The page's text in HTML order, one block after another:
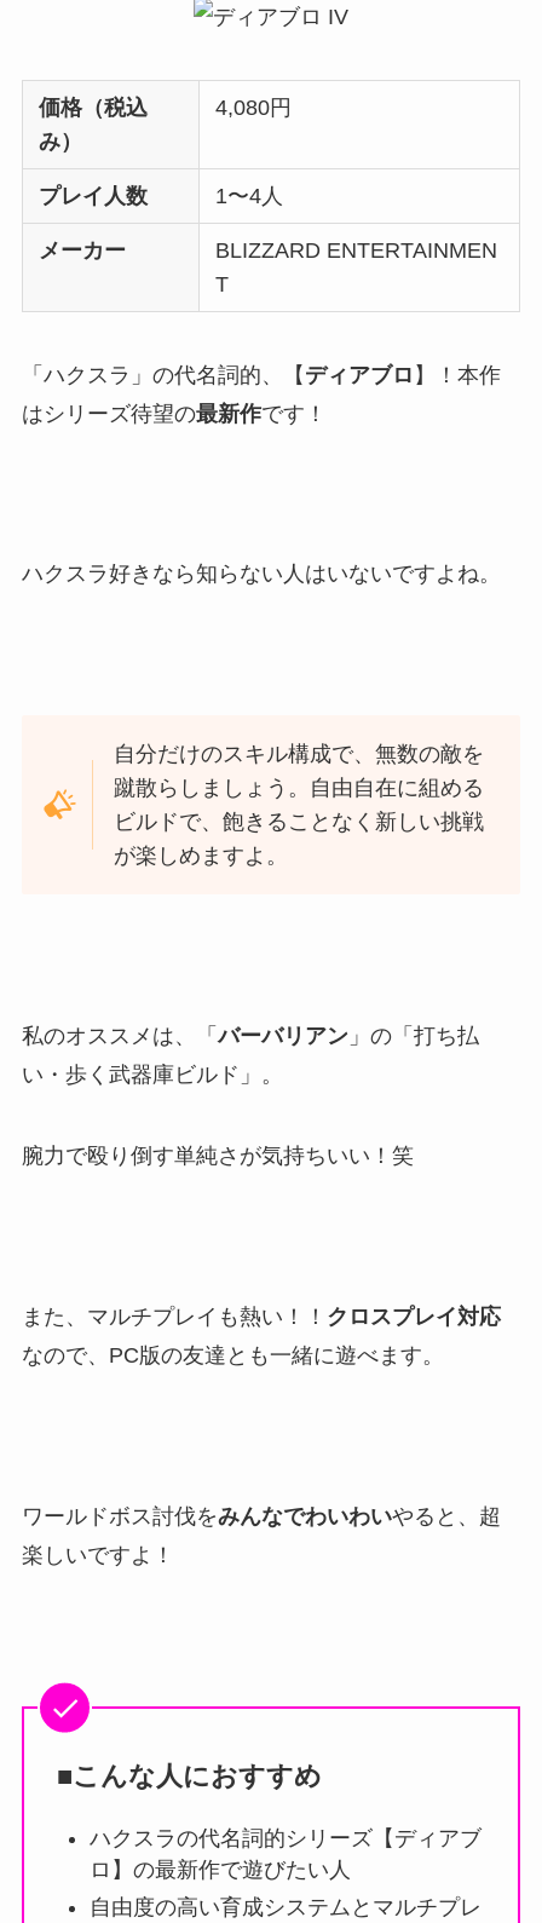
価格（税込
み）
4,080円
プレイ人数 1〜4人
メーカー
BLIZZARD ENTERTAINMEN
T
「ハクスラ」の代名詞的、【 ディアブロ 】！本作
はシリーズ待望の最新作です！
ハクスラ好きなら知らない人はいないですよね。
自分だけのスキル構成で、無数の敵を
蹴散らしましょう。自由自在に組める
ビルドで、飽きることなく新しい挑戦
が楽しめますよ。
私のオススメは、「バーバリアン」の「打ち払
い・歩く武器庫ビルド」。
腕力で殴り倒す単純さが気持ちいい！笑
また、マルチプレイも熱い！！ クロスプレイ対応
なので、PC版の友達とも一緒に遊べます。
ワールドボス討伐をみんなでわいわいやると、超
楽しいですよ！
■こんな人におすすめ
ハクスラの代名詞的シリーズ【ディアブ
ロ】の最新作で遊びたい人
自由度の高い育成システムとマルチプレ